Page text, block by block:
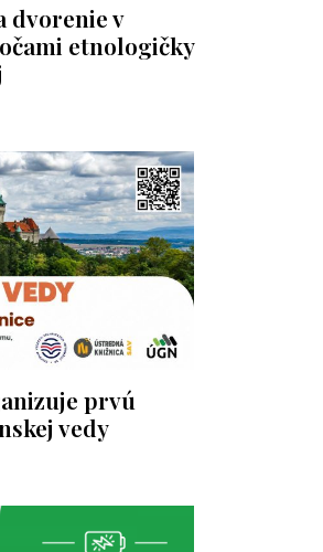
dvorenie v
etnologičky
prvú
vedy